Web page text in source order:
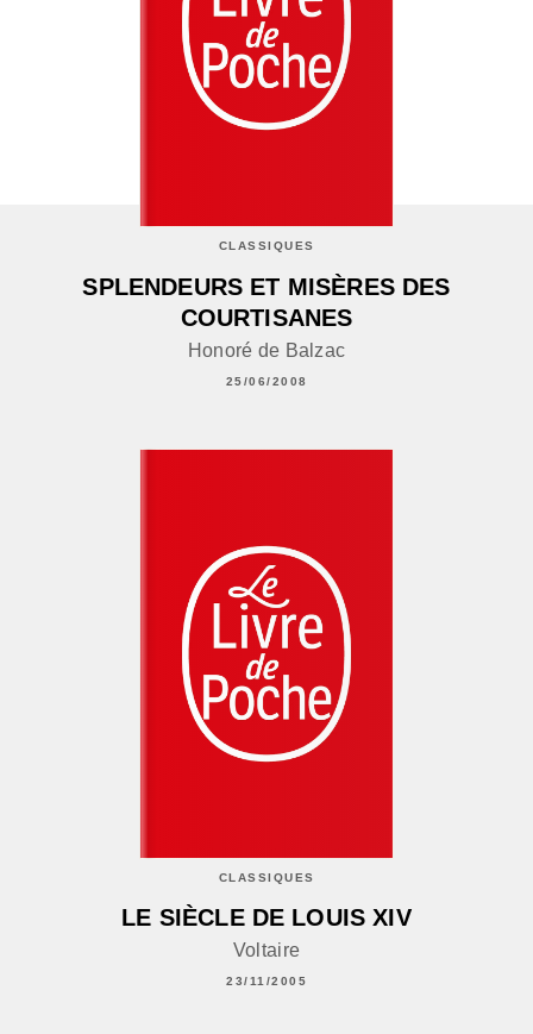
CLASSIQUES
SPLENDEURS ET MISÈRES DES
COURTISANES
Honoré de Balzac
25/06/2008
CLASSIQUES
LE SIÈCLE DE LOUIS XIV
Voltaire
23/11/2005